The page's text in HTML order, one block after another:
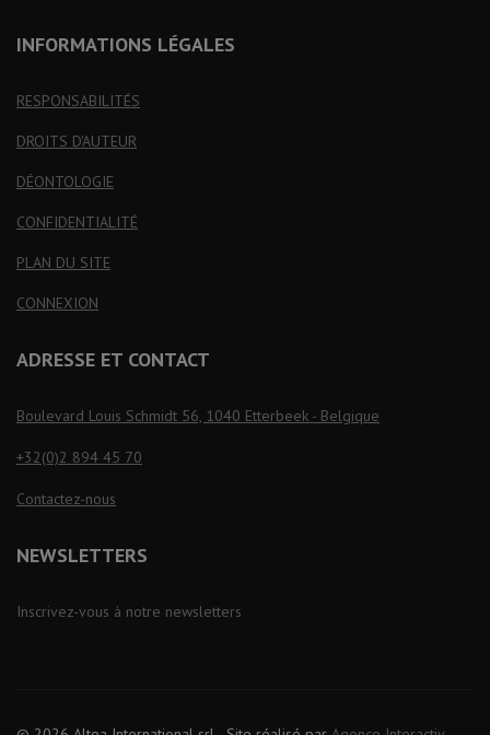
INFORMATIONS LÉGALES
RESPONSABILITÉS
DROITS D'AUTEUR
DÉONTOLOGIE
CONFIDENTIALITÉ
PLAN DU SITE
CONNEXION
ADRESSE ET CONTACT
Boulevard Louis Schmidt 56, 1040 Etterbeek - Belgique
+32(0)2 894 45 70
Contactez-nous
NEWSLETTERS
Inscrivez-vous à notre newsletters